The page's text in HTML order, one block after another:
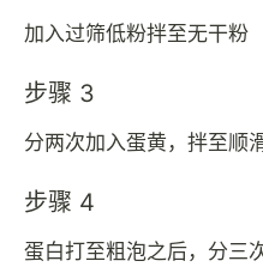
加入过筛低粉拌至无干粉
步骤 3
分两次加入蛋黄，拌至顺
步骤 4
蛋白打至粗泡之后，分三